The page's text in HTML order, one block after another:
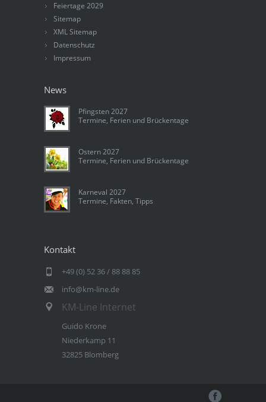
Feiertage 2029
Sitemap
XML Sitemap
Datenschutz
Impressum
News
Pfingsten 2027
Termine, Ferien und Brückentage
Ostern 2027
Termine, Ferien und Brückentage
Karneval 2027
Termine, Fakten, Tipps
Kontakt
+49 (0) 52 36 / 88 88 85
info@km-line.de
KM-Line Internet
Guido Krone
Niederkamp 11
32825 Blomberg